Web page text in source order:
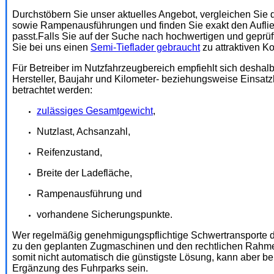
Durchstöbern Sie unser aktuelles Angebot, vergleichen
sowie Rampenausführungen und finden Sie exakt den
passt.Falls Sie auf der Suche nach hochwertigen und
Sie bei uns einen Semi-Tieflader gebrauchtzu attraktiven
Für Betreiber im Nutzfahrzeugbereich empfiehlt sich
Hersteller, Baujahr und Kilometer- beziehungsweise
betrachtet werden:
zulässiges Gesamtgewicht,
Nutzlast, Achsanzahl,
Reifenzustand,
Breite der Ladefläche,
Rampenausführung und
vorhandene Sicherungspunkte.
Wer regelmäßig genehmigungspflichtige Schwertransporte
zu den geplanten Zugmaschinen und den rechtlichen
somit nicht automatisch die günstigste Lösung, kann aber
Ergänzung des Fuhrparks sein.